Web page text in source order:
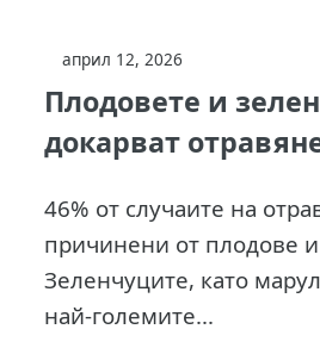
април 12, 2026
Плодовете и
докарват
46% от случаите на
причинени от плодове
Зеленчуците, като
най-големите...